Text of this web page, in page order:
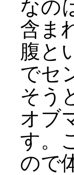
なの
含ま
腹と
でセ
そう
オブ
す。
ので